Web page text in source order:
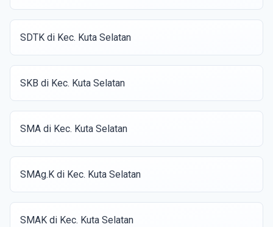
SDTK di Kec. Kuta Selatan
SKB di Kec. Kuta Selatan
SMA di Kec. Kuta Selatan
SMAg.K di Kec. Kuta Selatan
SMAK di Kec. Kuta Selatan